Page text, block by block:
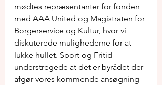
mødtes repræsentanter for fonden
med AAA United og Magistraten for
Borgerservice og Kultur, hvor vi
diskuterede mulighederne for at
lukke hullet. Sport og Fritid
understregede at det er byrådet der
afgør vores kommende ansøgning